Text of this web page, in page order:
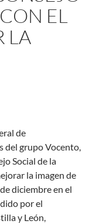
EL
LA
de
del grupo Vocento,
Social de la
la imagen de
diciembre en el
por el
y León,